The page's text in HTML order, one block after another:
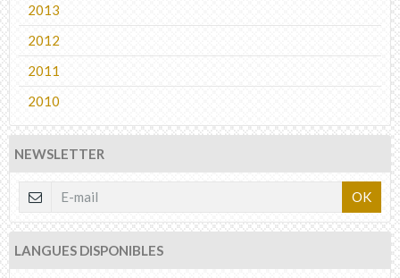
2013
2012
2011
2010
NEWSLETTER
OK
LANGUES DISPONIBLES